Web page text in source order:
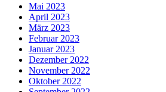
Mai 2023
April 2023
März 2023
Februar 2023
Januar 2023
Dezember 2022
November 2022
Oktober 2022